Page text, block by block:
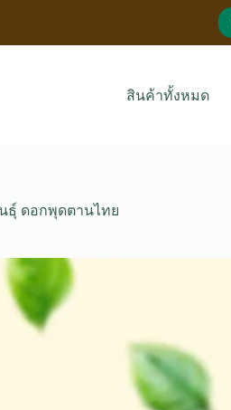
สินค้าทั้งหมด
ธุ์ ดอกพุดตานไทย